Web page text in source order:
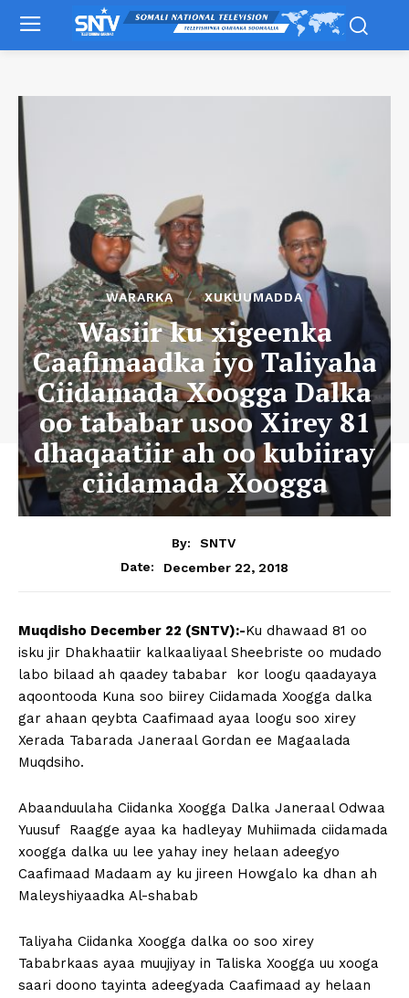
WARARKA XUKUUMADDA
Wasiir ku xigeenka
Caafimaadka iyo Taliyaha
Ciidamada Xoogga Dalka
oo tababar usoo Xirey 81
dhaqaatiir ah oo kubiiray
ciidamada Xoogga
By:
SNTV
Date:
December 22, 2018
Muqdisho December 22 (SNTV):-Ku dhawaad 81 oo
isku jir Dhakhaatiir kalkaaliyaal Sheebriste oo mudado
labo bilaad ah qaadey tababar kor loogu qaadayaya
aqoontooda Kuna soo biirey Ciidamada Xoogga dalka
gar ahaan qeybta Caafimaad ayaa loogu soo xirey
Xerada Tabarada Janeraal Gordan ee Magaalada
Muqdsiho.
Abaanduulaha Ciidanka Xoogga Dalka Janeraal Odwaa
Yuusuf Raagge ayaa ka hadleyay Muhiimada ciidamada
xoogga dalka uu lee yahay iney helaan adeegyo
Caafimaad Madaam ay ku jireen Howgalo ka dhan ah
Maleyshiyaadka Al-shabab
Taliyaha Ciidanka Xoogga dalka oo soo xirey
Tababrkaas ayaa muujiyay in Taliska Xoogga uu xooga
saari doono tayinta adeegyada Caafimaad ay helaan